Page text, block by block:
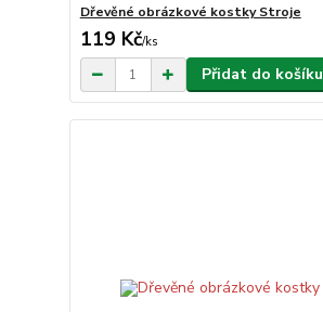
Dřevěné obrázkové kostky Stroje
119 Kč/ks
Přidat do košíku